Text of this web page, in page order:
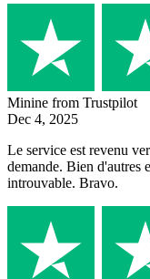
Minine from Trustpilot
Dec 4, 2025
Le service est revenu
demande. Bien d'autres
introuvable. Bravo.